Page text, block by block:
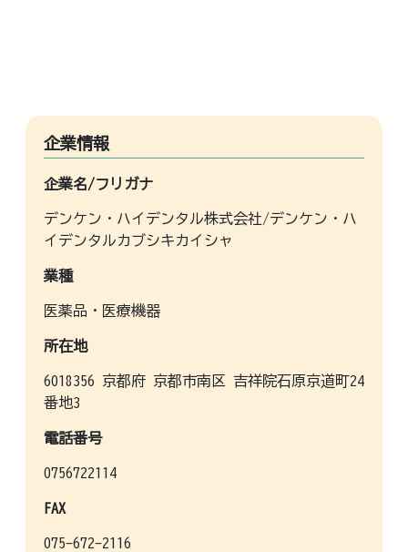
企業情報
企業名/フリガナ
デンケン・ハイデンタル株式会社/デンケン・ハ
イデンタルカブシキカイシャ
業種
医薬品・医療機器
所在地
6018356 京都府 京都市南区 吉祥院石原京道町24
番地3
電話番号
0756722114
FAX
075-672-2116